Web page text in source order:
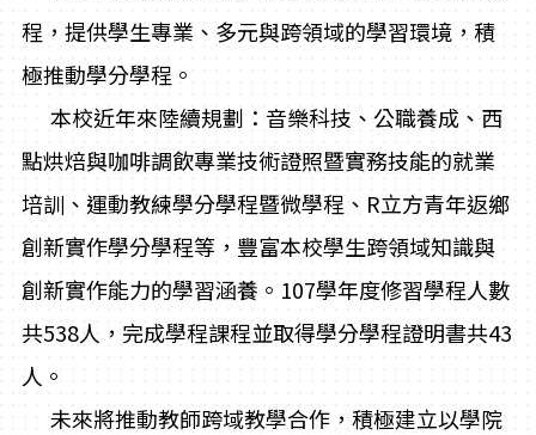
程，提供學生專業、多元與跨領域的學習環境，積
極推動學分學程。
本校近年來陸續規劃：音樂科技、公職養成、西
點烘焙與咖啡調飲專業技術證照暨實務技能的就業
培訓、運動教練學分學程暨微學程、R立方青年返鄉
創新實作學分學程等，豐富本校學生跨領域知識與
創新實作能力的學習涵養。107學年度修習學程人數
共538人，完成學程課程並取得學分學程證明書共43
人。
未來將推動教師跨域教學合作，積極建立以學院